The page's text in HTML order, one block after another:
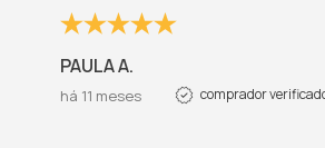
PAULA A.
há 11 meses comprador